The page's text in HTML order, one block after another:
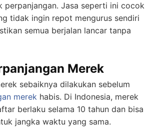
perpanjangan. Jasa seperti ini cocok
tidak ingin repot mengurus sendiri
semua berjalan lancar tanpa
Merek
sebaiknya dilakukan sebelum
merek habis. Di Indonesia, merek
berlaku selama 10 tahun dan bisa
jangka waktu yang sama.